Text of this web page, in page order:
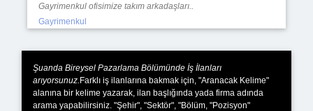
Gayrimenkul ofisimize takım arkadaşları..
Gayrimenkul
Şuanda Bireysel Pazarlama Bölümünde İş İlanları
arıyorsunuz. Farklı iş ilanlarına bakmak için, "Aranacak Kelime"
alanına bir kelime yazarak, ilan başlığında yada firma adında
arama yapabilirsiniz. "Şehir", "Sektör", "Bölüm, "Pozisyon"